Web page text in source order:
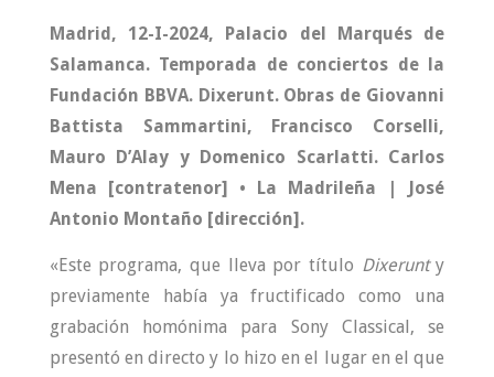
Madrid, 12-I-2024, Palacio del Marqués de
Salamanca. Temporada de conciertos de la
Fundación BBVA. Dixerunt. Obras de Giovanni
Battista Sammartini, Francisco Corselli,
Mauro D’Alay y Domenico Scarlatti. Carlos
Mena [contratenor] • La Madrileña | José
Antonio Montaño [dirección].
«Este programa, que lleva por título Dixerunty
previamente había ya fructificado como una
grabación homónima para Sony Classical, se
presentó en directo y lo hizo en el lugar en el que